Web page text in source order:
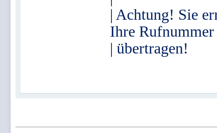
| Achtung! Sie
Ihre Rufnummer
| übertragen!